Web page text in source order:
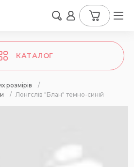
КАТАЛОГ
розмірів
/
/ Лонгслів "Блан" темно-синій